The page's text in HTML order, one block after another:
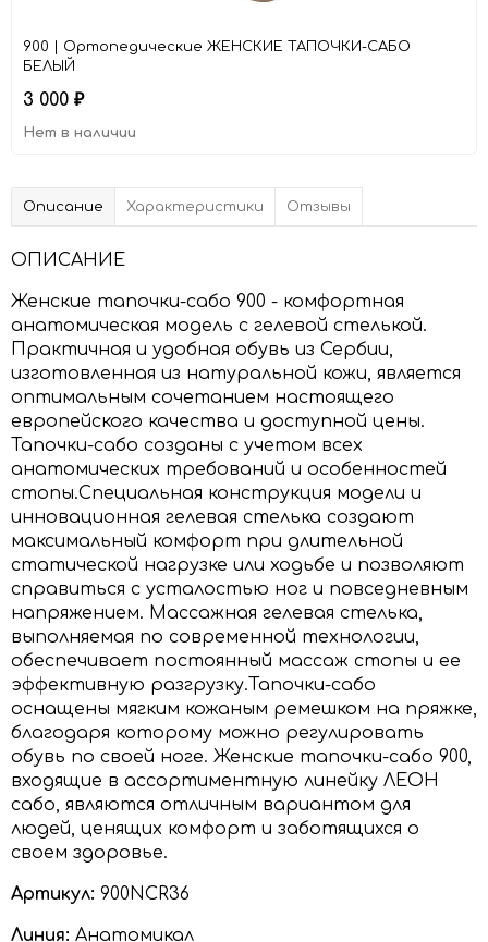
900 | Ортопедические ЖЕНСКИЕ ТАПОЧКИ-САБО
БЕЛЫЙ
3 000 ₽
Нет в наличии
Описание Характеристики Отзывы
ОПИСАНИЕ
Женские тапочки-сабо 900 - комфортная
анатомическая модель с гелевой стелькой.
Практичная и удобная обувь из Сербии,
изготовленная из натуральной кожи, является
оптимальным сочетанием настоящего
европейского качества и доступной цены.
Тапочки-сабо созданы с учетом всех
анатомических требований и особенностей
стопы.Специальная конструкция модели и
инновационная гелевая стелька создают
максимальный комфорт при длительной
статической нагрузке или ходьбе и позволяют
справиться с усталостью ног и повседневным
напряжением. Массажная гелевая стелька,
выполняемая по современной технологии,
обеспечивает постоянный массаж стопы и ее
эффективную разгрузку.Тапочки-сабо
оснащены мягким кожаным ремешком на пряжке,
благодаря которому можно регулировать
обувь по своей ноге. Женские тапочки-сабо 900,
входящие в ассортиментную линейку ЛЕОН
сабо, являются отличным вариантом для
людей, ценящих комфорт и заботящихся о
своем здоровье.
Артикул: 900NCR36
Линия: Анатомикал